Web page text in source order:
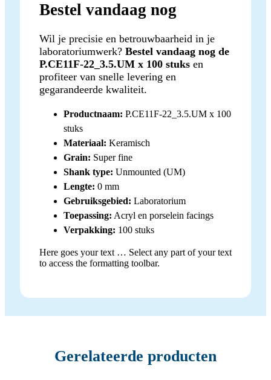
Bestel vandaag nog
Wil je precisie en betrouwbaarheid in je
laboratoriumwerk? Bestel vandaag nog de
P.CE11F-22_3.5.UM x 100 stuks en
profiteer van snelle levering en
gegarandeerde kwaliteit.
Productnaam: P.CE11F-22_3.5.UM x 100
stuks
Materiaal: Keramisch
Grain: Super fine
Shank type: Unmounted (UM)
Lengte: 0 mm
Gebruiksgebied: Laboratorium
Toepassing: Acryl en porselein facings
Verpakking: 100 stuks
Here goes your text … Select any part of your text
to access the formatting toolbar.
Gerelateerde producten